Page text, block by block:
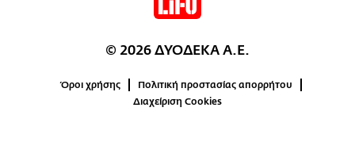
© 2026 ΔΥΟΔΕΚΑ Α.Ε.
Όροι χρήσης
Πολιτική προστασίας απορρήτου
Διαχείριση Cookies